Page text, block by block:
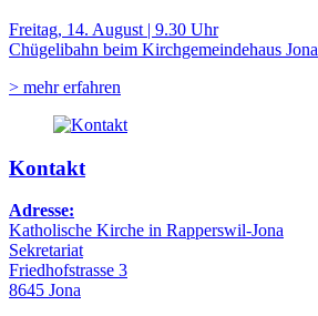
Freitag, 14. August | 9.30 Uhr
Chügelibahn beim Kirchgemeindehaus Jona
> mehr erfahren
Kontakt
Adresse:
Katholische Kirche in Rapperswil-Jona
Sekretariat
Friedhofstrasse 3
8645 Jona